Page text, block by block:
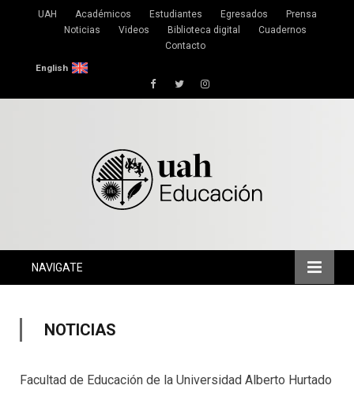
UAH Académicos Estudiantes Egresados
Prensa
Noticias
Videos Biblioteca digital
Cuadernos
Contacto
English
FacebookTwitterInstagram
NAVIGATE
NOTICIAS
Facultad de Educación de la Universidad Alberto Hurtado